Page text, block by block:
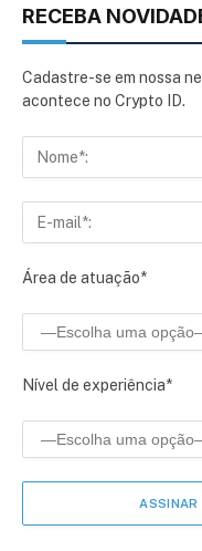
RECEBA
Cadastre-se em nossa
acontece no Crypto ID.
Área de atuação*
Nível de experiência*